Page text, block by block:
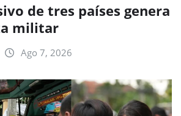
de tres países genera
militar
Ago 7, 2026